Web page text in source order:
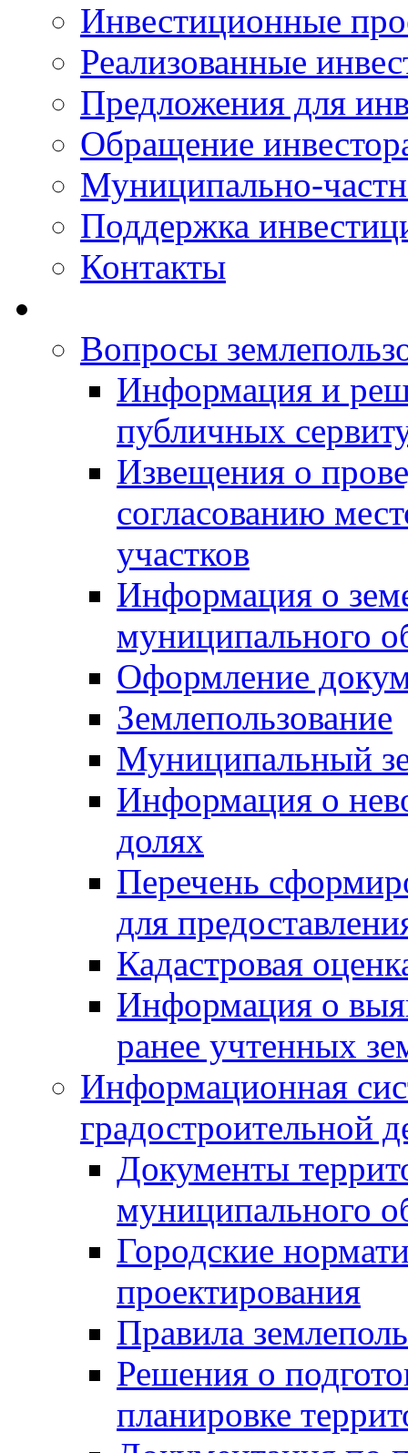
Инвестиционные
Реализованные
Предложения для
Обращение
Муниципально-
Поддержка
Контакты
Вопросы
Информация и
публичных
Извещения о
согласованию
участков
Информация о
муниципального
Оформление
Землепользование
Муниципальный
Информация о
долях
Перечень
для
Кадастровая
Информация о
ранее учтенных
Информационная
градостроительной
Документы
муниципального
Городские
проектирования
Правила
Решения о
планировке